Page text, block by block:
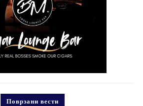
Поврзани вести